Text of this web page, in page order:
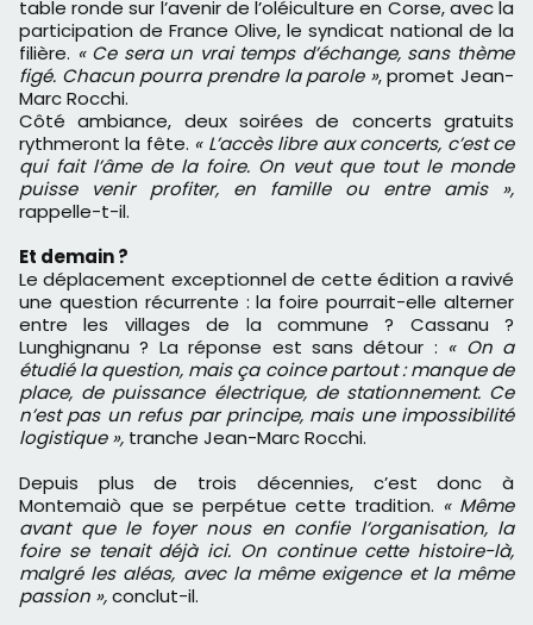
table ronde sur l’avenir de l’oléiculture en Corse, avec la
participation de France Olive, le syndicat national de la
filière. « Ce sera un vrai temps d’échange, sans thème
figé. Chacun pourra prendre la parole », promet Jean-
Marc Rocchi.
Côté ambiance, deux soirées de concerts gratuits
rythmeront la fête. « L’accès libre aux concerts, c’est ce
qui fait l’âme de la foire. On veut que tout le monde
puisse venir profiter, en famille ou entre amis »,
rappelle-t-il.
Et demain ?
Le déplacement exceptionnel de cette édition a ravivé
une question récurrente : la foire pourrait-elle alterner
entre les villages de la commune ? Cassanu ?
Lunghignanu ? La réponse est sans détour : « On a
étudié la question, mais ça coince partout : manque de
place, de puissance électrique, de stationnement. Ce
n’est pas un refus par principe, mais une impossibilité
logistique », tranche Jean-Marc Rocchi.
Depuis plus de trois décennies, c’est donc à
Montemaiò que se perpétue cette tradition. « Même
avant que le foyer nous en confie l’organisation, la
foire se tenait déjà ici. On continue cette histoire-là,
malgré les aléas, avec la même exigence et la même
passion »,conclut-il.